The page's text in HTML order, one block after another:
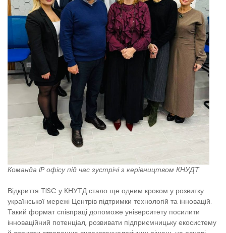
Команда IP офісу під час зустрічі з керівництвом КНУДТ
Відкриття TISC у КНУТД стало ще одним кроком у розвитку
української мережі Центрів підтримки технологій та інновацій.
Такий формат співпраці допоможе університету посилити
інноваційний потенціал, розвивати підприємницьку екосистему